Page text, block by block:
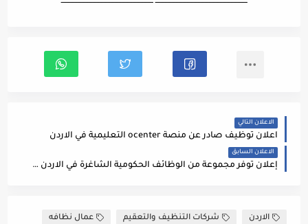
ـــــــــــــــــــــــــــــــــــــــــــــــــــــــــــــــــــ ـــــــــــــــــــــــــــــــــــــــــــــــــــــــــــــــــــ
الاعلان التالي
اعلان توظيف صادر عن منصة ocenter التعليمية في الاردن
الاعلان السابق
إعلان توفر مجموعة من الوظائف الحكومية الشاغرة في الاردن في عدد من القطاعات المختلفة
الاردن شركات التنظيف والتعقيم عمال نظافه